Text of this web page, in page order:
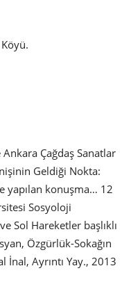
Çağdaş Sanatlar
Geldiği Nokta:
yapılan konuşma… 12
Sosyoloji
Sol Hareketler başlıklı
Özgürlük-Sokağın
Ayrıntı Yay., 2013